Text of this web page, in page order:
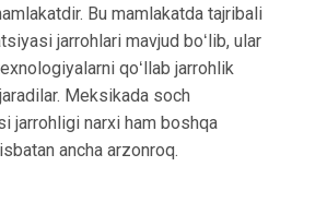
Bu mamlakatda tajribali
jarrohlari mavjud boʻlib, ular
qoʻllab jarrohlik
Meksikada soch
jarrohligi narxi ham boshqa
ancha arzonroq.